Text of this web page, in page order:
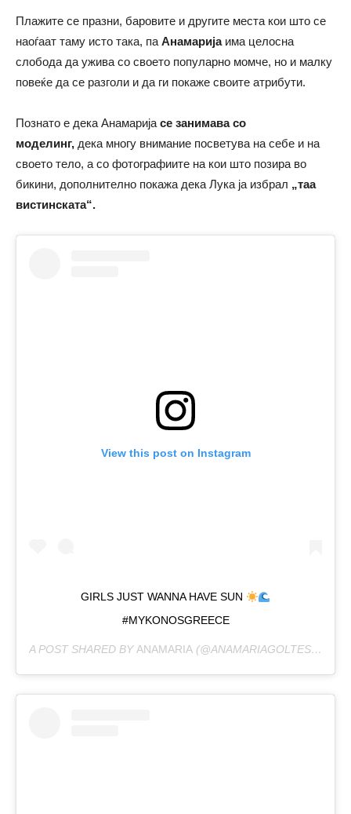
Плажите се празни, баровите и другите места кои што се
наоѓаат таму исто така, па Анамарија има целосна
слобода да ужива со своето популарно момче, но и малку
повеќе да се разголи и да ги покаже своите атрибути.
Познато е дека Анамарија се занимава со
моделинг, дека многу внимание посветува на себе и на
своето тело, а со фотографиите на кои што позира во
бикини, дополнително покажа дека Лука ја избрал „таа
вистинската“.
View this post on Instagram
GIRLS JUST WANNA HAVE SUN
#MYKONOSGREECE
A POST SHARED BY ANAMARIA (@ANAMARIAGOLTES) ON